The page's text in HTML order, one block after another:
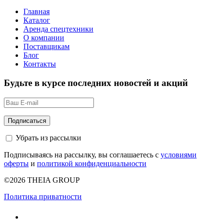
Главная
Каталог
Аренда спецтехники
О компании
Поставщикам
Блог
Контакты
Будьте в курсе последних новостей и акций
Убрать из рассылки
Подписываясь на рассылку, вы соглашаетесь с условиями
оферты и политикой конфиденциальности
©2026 THEIA GROUP
Политика приватности